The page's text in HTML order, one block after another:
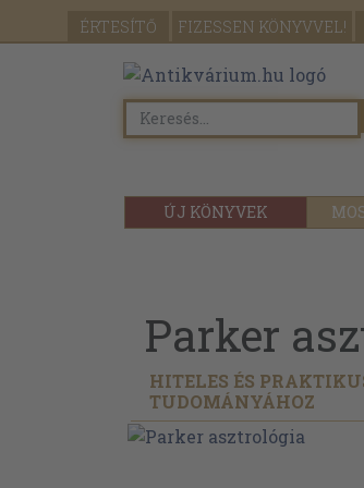
ÉRTESÍTŐ FIZESSEN KÖNYVVEL!
ÚJ KÖNYVEK
Parker
HITELES ÉS
TUDOMÁNYÁHOZ